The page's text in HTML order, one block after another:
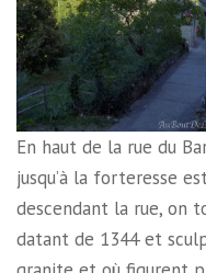
En haut de la rue du
jusqu’à la forteresse
descendant la rue, on
datant de 1344 et